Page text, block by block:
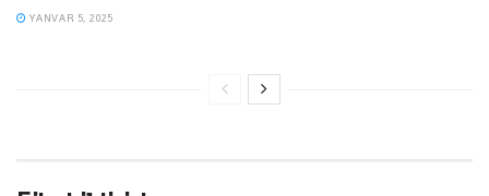
YANVAR 5, 2025